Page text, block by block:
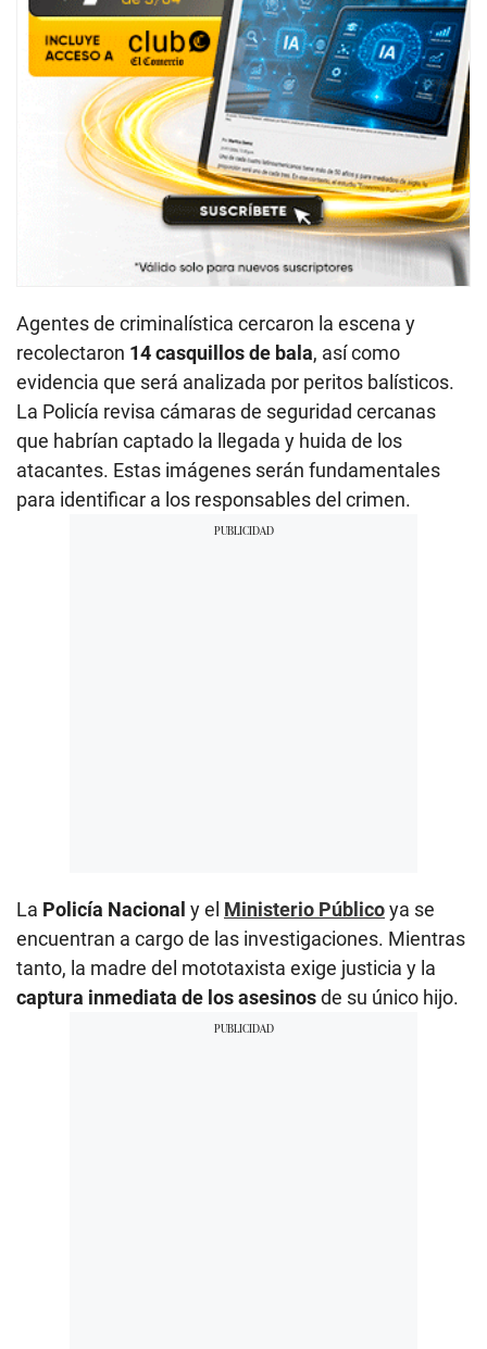
Agentes de criminalística cercaron la escena y
recolectaron 14 casquillos de bala, así como
evidencia que será analizada por peritos balísticos.
La Policía revisa cámaras de seguridad cercanas
que habrían captado la llegada y huida de los
atacantes. Estas imágenes serán fundamentales
para identificar a los responsables del crimen.
La Policía Nacional y el Ministerio Públicoya se
encuentran a cargo de las investigaciones. Mientras
tanto, la madre del mototaxista exige justicia y la
captura inmediata de los asesinosde su único hijo.